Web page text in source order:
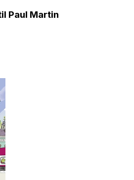
Paul Martin